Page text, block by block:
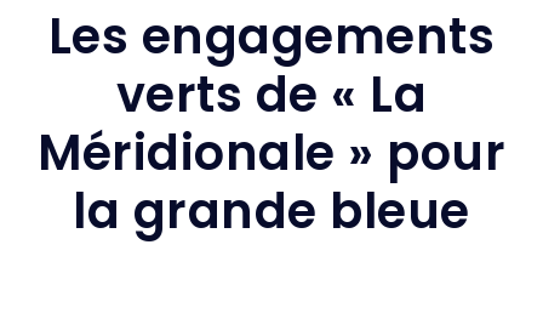
Les engagements
verts de « La
Méridionale » pour
la grande bleue